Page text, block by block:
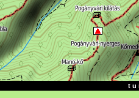
t u